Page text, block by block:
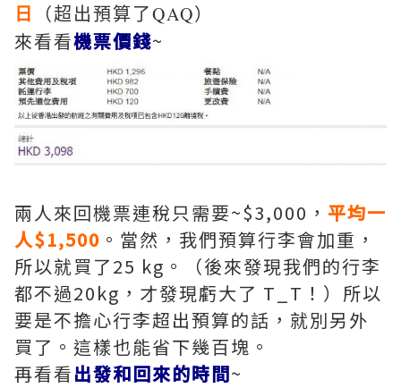
日
（超出預算了QAQ）
來看看機票價錢~
兩人來回機票連稅只需要~$3,000， 平均一
人$1,500 。當然，我們預算行李會加重，
所以就買了25 kg。（後來發現我們的行李
都不過20kg，才發現虧大了 T_T！）所以
要是不擔心行李超出預算的話，就別另外
買了。這樣也能省下幾百塊。
再看看出發和回來的時間~